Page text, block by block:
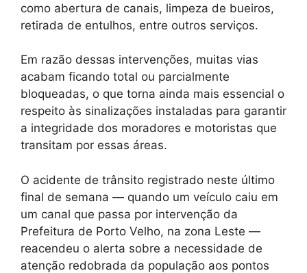
como abertura de canais, limpeza de bueiros,
retirada de entulhos, entre outros serviços.
Em razão dessas intervenções, muitas vias
acabam ficando total ou parcialmente
bloqueadas, o que torna ainda mais essencial o
respeito às sinalizações instaladas para garantir
a integridade dos moradores e motoristas que
transitam por essas áreas.
O acidente de trânsito registrado neste último
final de semana — quando um veículo caiu em
um canal que passa por intervenção da
Prefeitura de Porto Velho, na zona Leste —
reacendeu o alerta sobre a necessidade de
atenção redobrada da população aos pontos